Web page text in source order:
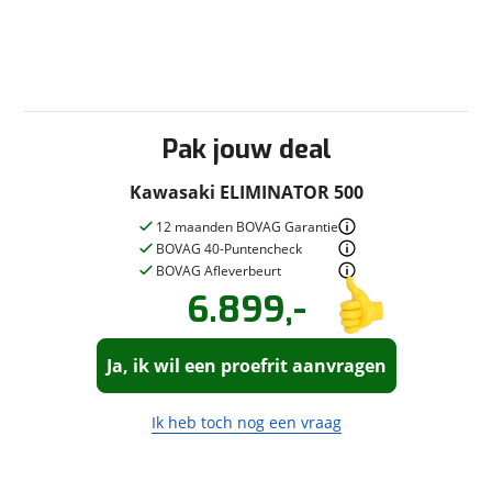
Pak jouw deal
Kawasaki ELIMINATOR 500
12 maanden BOVAG Garantie
BOVAG 40-Puntencheck
BOVAG Afleverbeurt
6.899,-
Ja, ik wil een proefrit aanvragen
Vraag eenproefrit
aan!
Moto Rotterdam neemt snel
contact met je op om een proefrit in
te plannen.
Ik heb toch nog een vraag
Stel eenvraag!
Moto Rotterdam neemt snel
contact met je op om je vraag te
beantwoorden.